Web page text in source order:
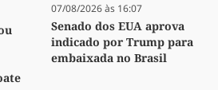
07/08/2026 às 16:07
Senado dos EUA aprova
indicado por Trump para
embaixada no Brasil